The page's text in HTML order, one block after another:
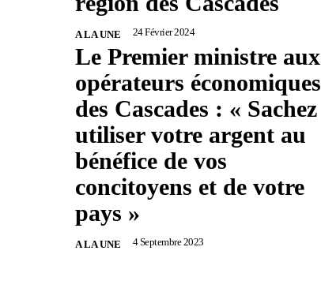
A LA UNE 24 Février 2024
Le Premier ministre aux
opérateurs économiques
des Cascades : « Sachez
utiliser votre argent au
bénéfice de vos
concitoyens et de votre
pays »
A LA UNE 4 Septembre 2023